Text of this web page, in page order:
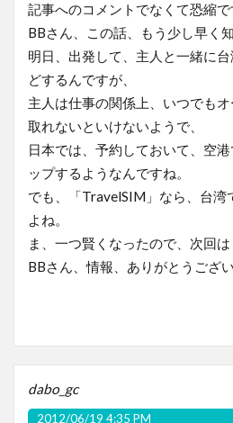
記事へのコメントでなくて恐縮で
BBさん、この話、もう少し早く
明日、出発して、主人と一緒に
どするんですが、
主人は仕事の関係上、いつでも
取れないといけないようで、
日本では、予約しておいて、空
ップするようなんですね。
でも、「TravelSIM」なら、台湾
よね。
ま、一つ賢くなったので、次回は
BBさん、情報、ありがとうござい
dabo_gc
2012/06/19 4:35 PM